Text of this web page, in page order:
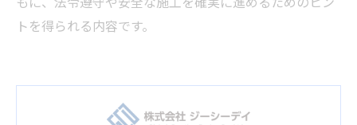
トを得られる内容です。